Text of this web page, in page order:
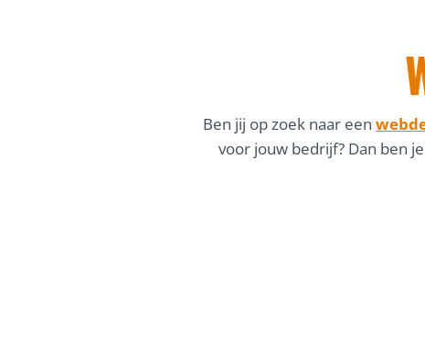
Ben jij op zoek naar een
voor jouw bedrijf? Dan ben